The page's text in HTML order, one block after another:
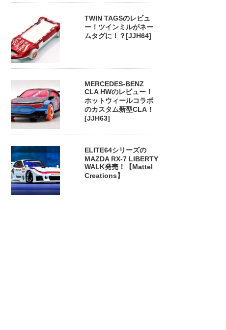
TWIN TAGSのレビュ
ー！ツインミルがネー
ムタグに！？[JJH64]
MERCEDES-BENZ
CLA HWのレビュー！
ホットウィールコラボ
のカスタム新型CLA！
[JJH63]
ELITE64シリーズの
MAZDA RX-7 LIBERTY
WALK発売！【Mattel
Creations】